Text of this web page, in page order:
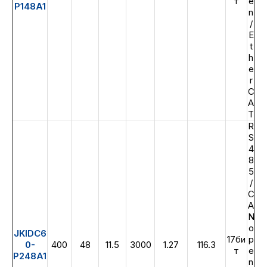
P148A1
n
/
E
t
h
e
r
C
A
T
JKIDC6
0-
P248A1
400 48 11.5 3000 1.27 116.3
17би
т
R
S
4
8
5
/
C
A
N
o
p
e
n